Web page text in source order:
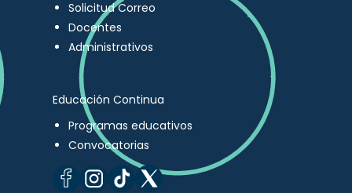
Solicitud Correo
Docentes
Administrativos
Educación Continua
Programas educativos
Convocatorias